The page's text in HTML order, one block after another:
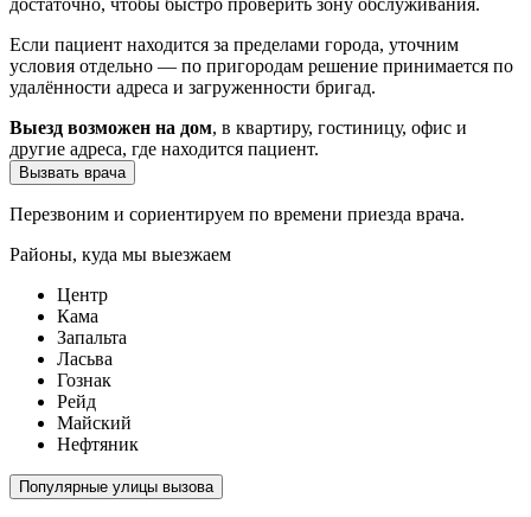
достаточно, чтобы быстро проверить зону обслуживания.
Если пациент находится за пределами города, уточним
условия отдельно — по пригородам решение принимается по
удалённости адреса и загруженности бригад.
Выезд возможен на дом, в квартиру, гостиницу, офис и
другие адреса, где находится пациент.
Вызвать врача
Перезвоним и сориентируем по времени приезда врача.
Районы, куда мы выезжаем
Центр
Кама
Запальта
Ласьва
Гознак
Рейд
Майский
Нефтяник
Популярные улицы вызова